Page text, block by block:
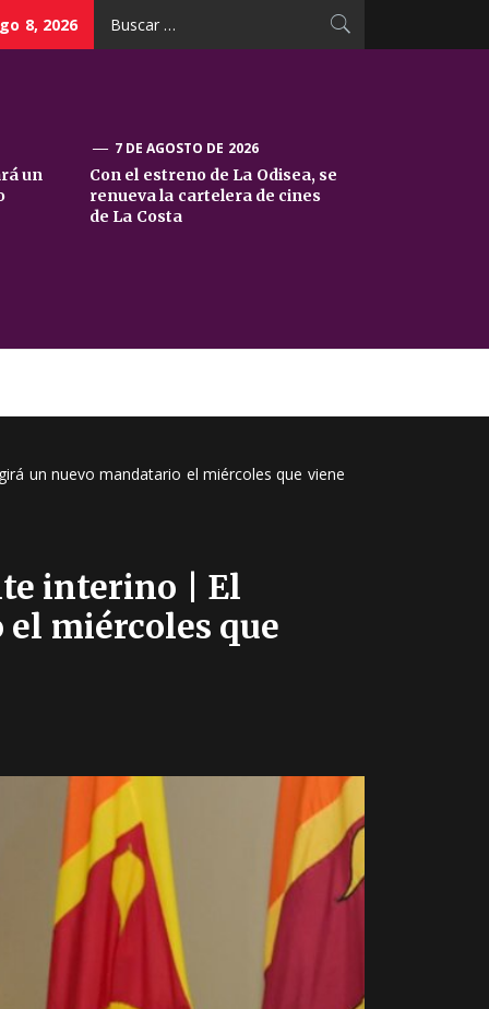
8, 2026
un
7 DE AGOSTO DE 2026
Con el estreno de La Odisea, se
renueva la cartelera de cines
de La Costa
un nuevo mandatario el miércoles que viene
interino | El
miércoles que